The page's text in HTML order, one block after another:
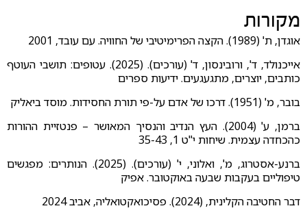
מקורות
אוגדן, ת' (1989). הקצה הפרימיטיבי של החוויה. עם עובד, 2001
אייכנולד, ד', ורובינסון, ד' (עורכים). (2025). עטופים: תושבי העוטף
כותבים, יוצרים, מתגעגעים. ידיעות ספרים
בובר, מ' (1951). דרכו של אדם על-פי תורת החסידות. מוסד ביאליק
ברמן, ע' (2004). העץ הנדיב והנסיך המאושר – פנטזיית ההורות
כהכחדה עצמית. שיחות י"ט 1, 35-43
ברנע-אסטרוג, מ', ואלוני, י' (עורכים). (2025). הנותרים: מפגשים
טיפוליים בעקבות שבעה באוקטובר. אפיק
דבר החטיבה הקלינית, (2024). פסיכואקטואליה, אביב 2024